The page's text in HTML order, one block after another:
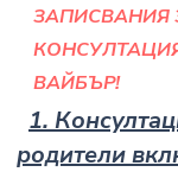
ЗАПИСВАНИЯ
ВАЙБЪР!
1.
родители